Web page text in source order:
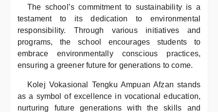
The school’s commitment to sustainability is a
testament to its dedication to environmental
responsibility. Through various initiatives and
programs, the school encourages students to
embrace environmentally conscious practices,
ensuring a greener future for generations to come.
Kolej Vokasional Tengku Ampuan Afzan stands
as a symbol of excellence in vocational education,
nurturing future generations with the skills and